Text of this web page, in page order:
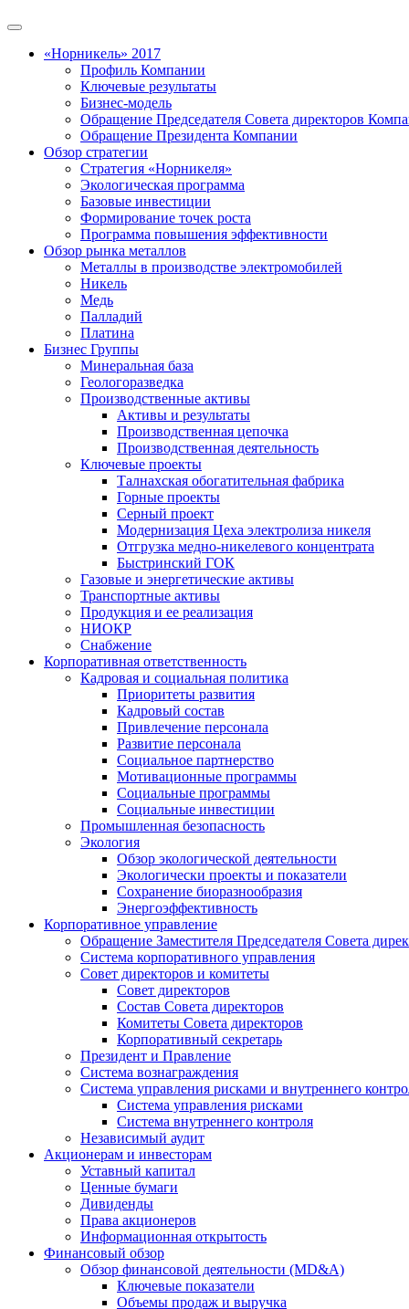
«Норникель» 2017
Профиль Компании
Ключевые результаты
Бизнес-модель
Обращение Председателя Совета директоров
Обращение Президента Компании
Обзор стратегии
Стратегия «Норникеля»
Экологическая программа
Базовые инвестиции
Формирование точек роста
Программа повышения эффективности
Обзор рынка металлов
Металлы в производстве электромобилей
Никель
Медь
Палладий
Платина
Бизнес Группы
Минеральная база
Геологоразведка
Производственные активы
Активы и результаты
Производственная цепочка
Производственная деятельность
Ключевые проекты
Талнахская обогатительная фабрика
Горные проекты
Серный проект
Модернизация Цеха электролиза никеля
Отгрузка медно-никелевого концентрата
Быстринский ГОК
Газовые и энергетические активы
Транспортные активы
Продукция и ее реализация
НИОКР
Снабжение
Корпоративная ответственность
Кадровая и социальная политика
Приоритеты развития
Кадровый состав
Привлечение персонала
Развитие персонала
Социальное партнерство
Мотивационные программы
Социальные программы
Социальные инвестиции
Промышленная безопасность
Экология
Обзор экологической деятельности
Экологически проекты и показатели
Сохранение биоразнообразия
Энергоэффективность
Корпоративное управление
Обращение Заместителя Председателя Совета
Система корпоративного управления
Совет директоров и комитеты
Совет директоров
Состав Совета директоров
Комитеты Совета директоров
Корпоративный секретарь
Президент и Правление
Система вознаграждения
Система управления рисками и внутреннего
Система управления рисками
Система внутреннего контроля
Независимый аудит
Акционерам и инвесторам
Уставный капитал
Ценные бумаги
Дивиденды
Права акционеров
Информационная открытость
Финансовый обзор
Обзор финансовой деятельности (MD&A)
Ключевые показатели
Объемы продаж и выручка